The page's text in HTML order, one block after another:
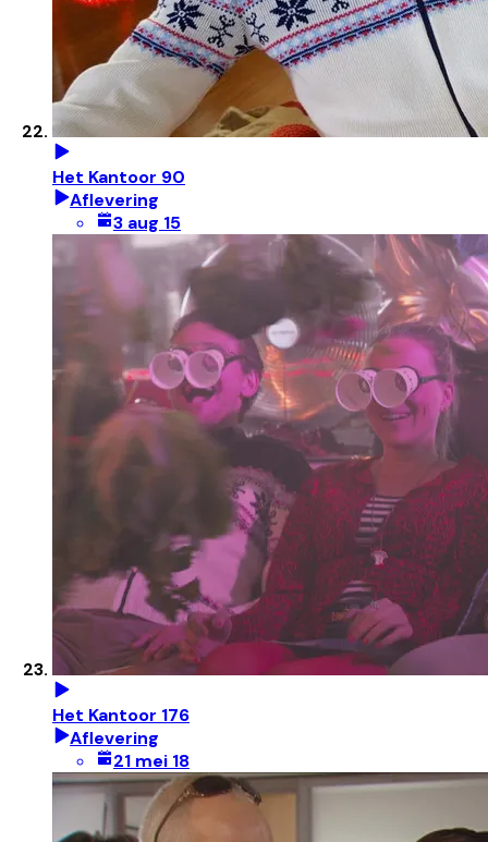
Het Kantoor 90
Aflevering
3 aug 15
Het Kantoor 176
Aflevering
21 mei 18